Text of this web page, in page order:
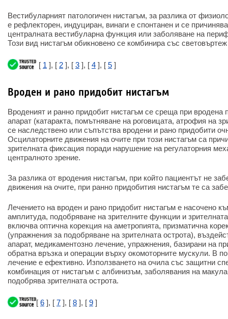
Вестибуларният патологичен нистагъм, за разлика от
е рефлекторен, индуциран, винаги е спонтанен и се
централната вестибуларна функция или заболяване на
Този вид нистагъм обикновено се комбинира със световъртеж
[ 1 ], [ 2 ], [ 3 ], [ 4 ], [ 5 ]
Вроден и рано придобит нистагъм
Вроденият и ранно придобит нистагъм се среща при вродена
апарат (катаракта, помътняване на роговицата, атрофия на
се наследствено или съпътства вродени и рано придобити
Осцилаторните движения на очите при този нистагъм са
зрителната фиксация поради нарушение на регулаторния
централното зрение.
За разлика от вродения нистагъм, при който пациентът не
движения на очите, при ранно придобития нистагъм те са
Лечението на вроден и рано придобит нистагъм е насочено
амплитуда, подобряване на зрителните функции и
включва оптична корекция на аметропията, призматична
(упражнения за подобряване на зрителната острота),
апарат, медикаментозно лечение, упражнения, базирани на
обратна връзка и операции върху окомоторните мускули. В
лечение е ефективно. Използването на очила със защитни
комбинация от нистагъм с албинизъм, заболявания на
подобрява зрителната острота.
[ 6 ], [ 7 ], [ 8 ], [ 9 ]